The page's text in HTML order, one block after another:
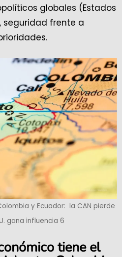
globales (Estados
seguridad frente a
y Ecuador: la CAN pierde
gana influencia 6
tiene el